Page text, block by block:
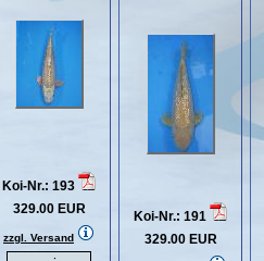
Koi-Nr.: 193
329.00 EUR
zzgl. Versand
Koi-Nr.: 191
329.00 EUR